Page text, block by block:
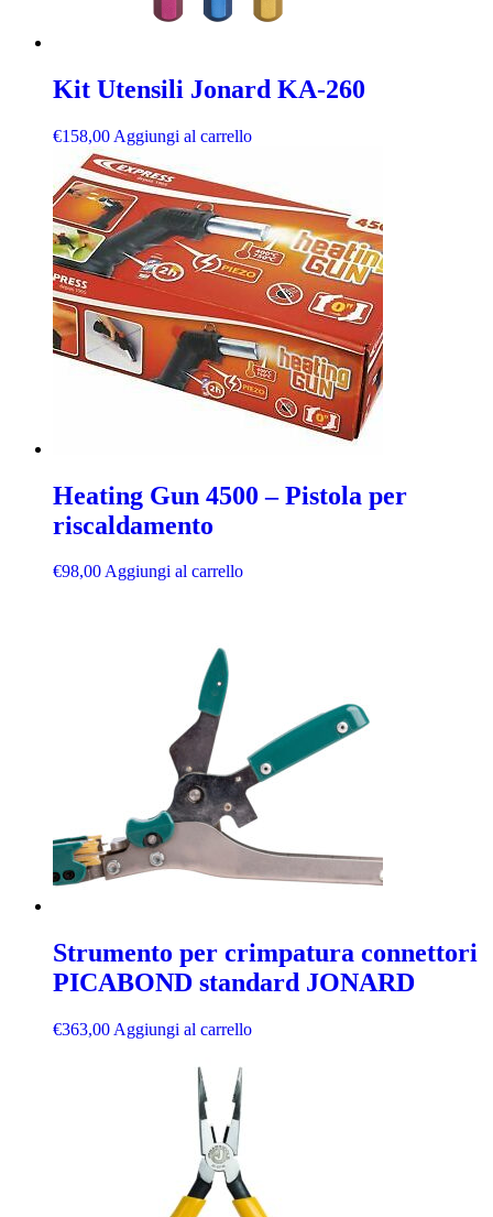
Kit Utensili Jonard KA-260
€158,00 Aggiungi al carrello
Heating Gun 4500 – Pistola per
riscaldamento
€98,00Aggiungi al carrello
Strumento per crimpatura connettori
PICABOND standard JONARD
€363,00 Aggiungi al carrello